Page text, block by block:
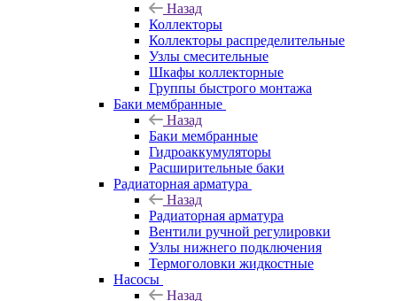
Назад
Коллекторы
Коллекторы распределительные
Узлы смесительные
Шкафы коллекторные
Группы быстрого монтажа
Баки мембранные
Назад
Баки мембранные
Гидроаккумуляторы
Расширительные баки
Радиаторная арматура
Назад
Радиаторная арматура
Вентили ручной регулировки
Узлы нижнего подключения
Термоголовки жидкостные
Насосы
Назад